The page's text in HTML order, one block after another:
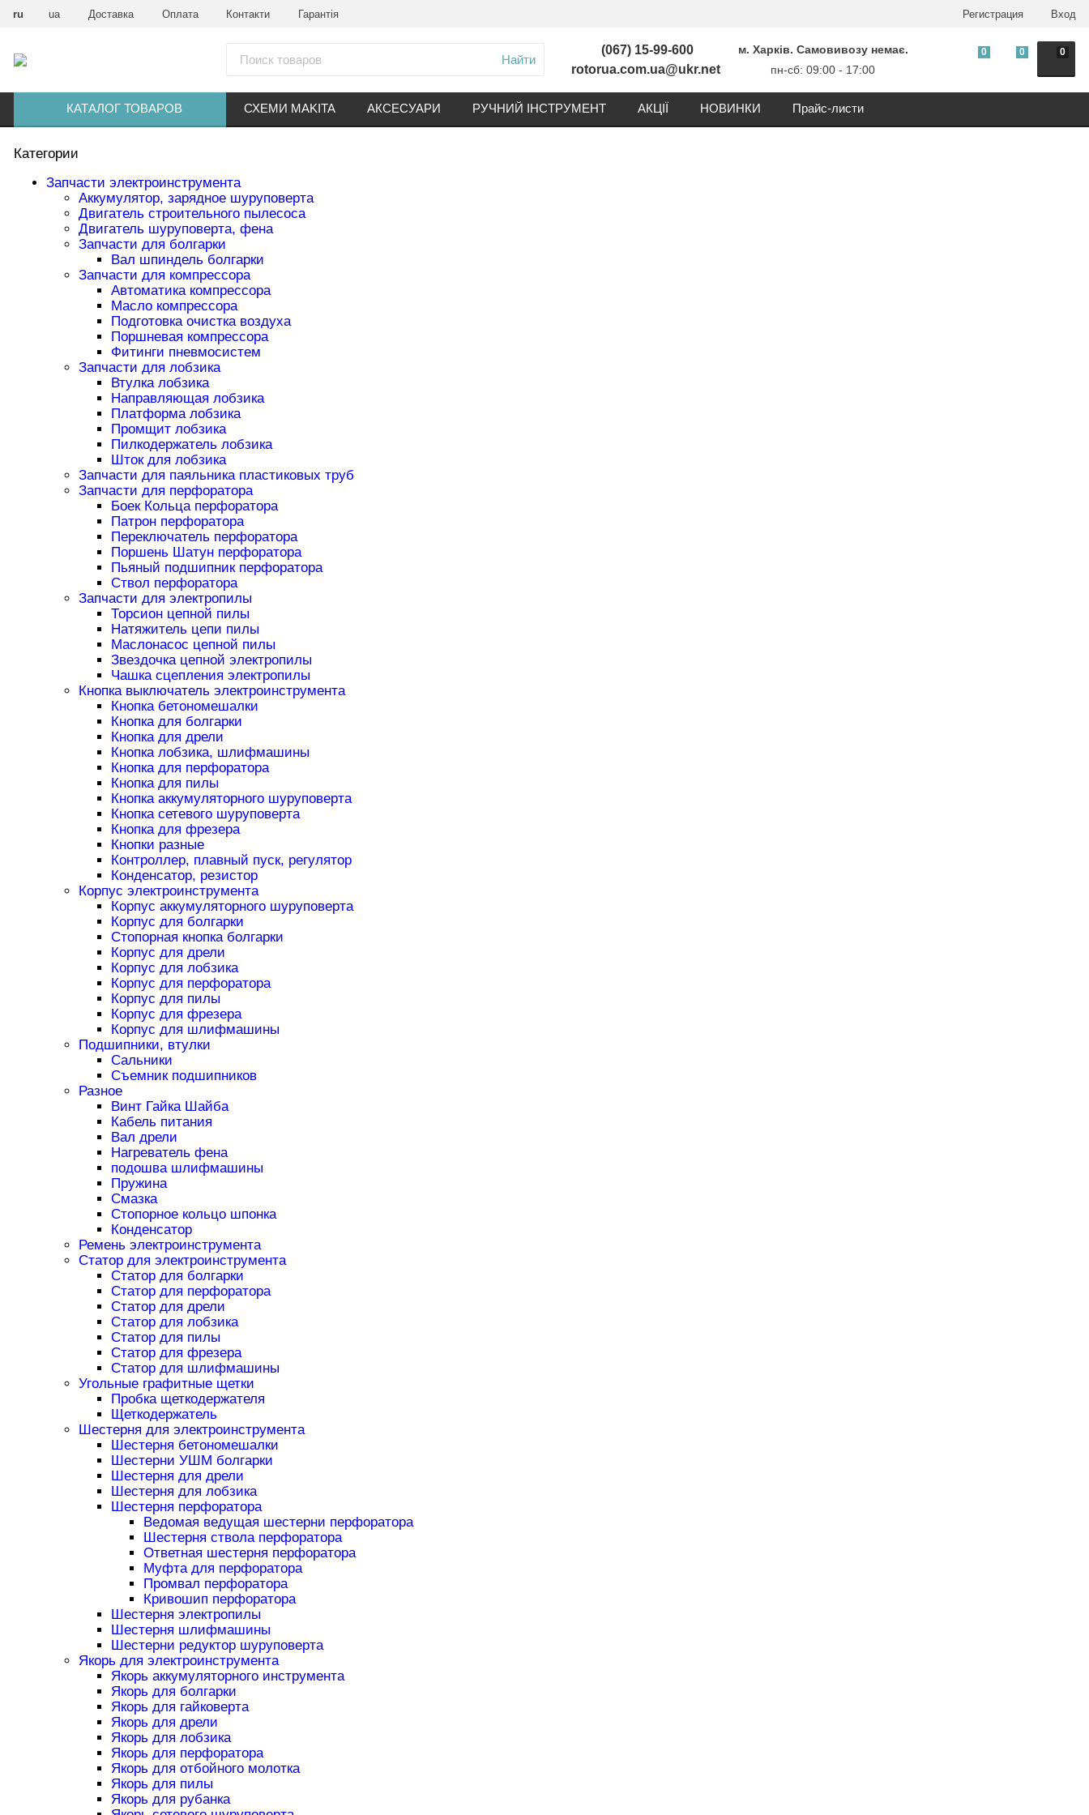
ru ua Доставка Оплата Контакти Гарантія Регистрация Вход
Найти
(067) 15-99-600
rotorua.com.ua@ukr.net
м. Харків. Самовивозу немає.
пн-сб: 09:00 - 17:00
0
0 0
КАТАЛОГ ТОВАРОВ СХЕМИ MAKITA АКСЕСУАРИ РУЧНИЙ ІНСТРУМЕНТ АКЦІЇ НОВИНКИ Прайс-листи
Категории
Запчасти электроинструмента
Аккумулятор, зарядное шуруповерта
Двигатель строительного пылесоса
Двигатель шуруповерта, фена
Запчасти для болгарки
Вал шпиндель болгарки
Запчасти для компрессора
Автоматика компрессора
Масло компрессора
Подготовка очистка воздуха
Поршневая компрессора
Фитинги пневмосистем
Запчасти для лобзика
Втулка лобзика
Направляющая лобзика
Платформа лобзика
Промщит лобзика
Пилкодержатель лобзика
Шток для лобзика
Запчасти для паяльника пластиковых труб
Запчасти для перфоратора
Боек Кольца перфоратора
Патрон перфоратора
Переключатель перфоратора
Поршень Шатун перфоратора
Пьяный подшипник перфоратора
Ствол перфоратора
Запчасти для электропилы
Торсион цепной пилы
Натяжитель цепи пилы
Маслонасос цепной пилы
Звездочка цепной электропилы
Чашка сцепления электропилы
Кнопка выключатель электроинструмента
Кнопка бетономешалки
Кнопка для болгарки
Кнопка для дрели
Кнопка лобзика, шлифмашины
Кнопка для перфоратора
Кнопка для пилы
Кнопка аккумуляторного шуруповерта
Кнопка сетевого шуруповерта
Кнопка для фрезера
Кнопки разные
Контроллер, плавный пуск, регулятор
Конденсатор, резистор
Корпус электроинструмента
Корпус аккумуляторного шуруповерта
Корпус для болгарки
Стопорная кнопка болгарки
Корпус для дрели
Корпус для лобзика
Корпус для перфоратора
Корпус для пилы
Корпус для фрезера
Корпус для шлифмашины
Подшипники, втулки
Сальники
Съемник подшипников
Разное
Винт Гайка Шайба
Кабель питания
Вал дрели
Нагреватель фена
подошва шлифмашины
Пружина
Смазка
Стопорное кольцо шпонка
Конденсатор
Ремень электроинструмента
Статор для электроинструмента
Статор для болгарки
Статор для перфоратора
Статор для дрели
Статор для лобзика
Статор для пилы
Статор для фрезера
Статор для шлифмашины
Угольные графитные щетки
Пробка щеткодержателя
Щеткодержатель
Шестерня для электроинструмента
Шестерня бетономешалки
Шестерни УШМ болгарки
Шестерня для дрели
Шестерня для лобзика
Шестерня перфоратора
Ведомая ведущая шестерни перфоратора
Шестерня ствола перфоратора
Ответная шестерня перфоратора
Муфта для перфоратора
Промвал перфоратора
Кривошип перфоратора
Шестерня электропилы
Шестерня шлифмашины
Шестерни редуктор шуруповерта
Якорь для электроинструмента
Якорь аккумуляторного инструмента
Якорь для болгарки
Якорь для гайковерта
Якорь для дрели
Якорь для лобзика
Якорь для перфоратора
Якорь для отбойного молотка
Якорь для пилы
Якорь для рубанка